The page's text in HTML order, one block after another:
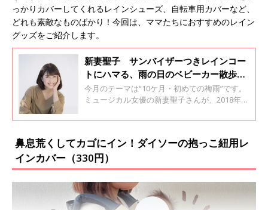
っかりカバーしてくれるレインシューズ、自転車用カバーなど、
どれも素敵なものばかり！今回は、ママたちにおすすめのレイン
グッズをご紹介します。
新妻聖子 サンバイザーつきレインコー
トにハマる、雨の日のベビーカー散歩で
便利さを実感
今月のテーマは“10ケ月・初めての梅雨”です。
ミュージカル女優の新妻聖子さんが、2018年7
様子をユーモラスにつづる月1連載「新米母と
鼻息荒くしてカゴにイン！ダイソーの抱っこ紐用レ
インカバー（330円）